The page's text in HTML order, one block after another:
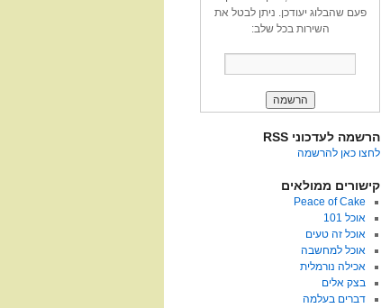
פעם שהבלוג יעודכן. ניתן לבטל את
השירות בכל שלב:
הרשמה לעדכוני RSS
לחצו כאן להרשמה
קישורים ממולאים
Peace of Cake
אוכל 101
אוכל זה טעים
אוכל למחשבה
אכילה נורמלית
בצק אלים
דברים בעלמה